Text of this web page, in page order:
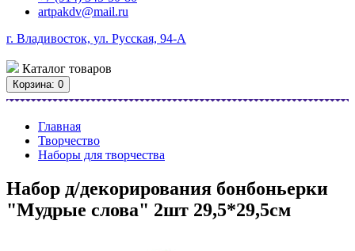
artpakdv@mail.ru
г. Владивосток, ул. Русская, 94-А
Каталог товаров
Корзина: 0
Главная
Творчество
Наборы для творчества
Набор д/декорирования бонбоньерки
"Мудрые слова" 2шт 29,5*29,5см